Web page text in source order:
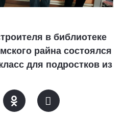
в библиотеке
райна состоялся
для подростков из